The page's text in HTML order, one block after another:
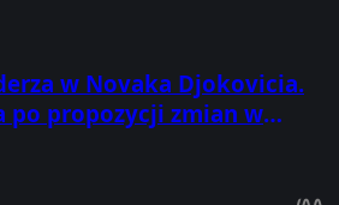
w Novaka Djokovicia.
po propozycji zmian w